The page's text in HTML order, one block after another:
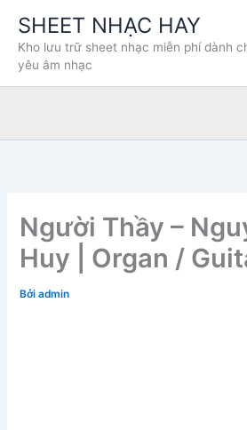
dung
SHEET NHẠC HAY
Kho lưu trữ sheet nhạc miễn phí dành
yêu âm nhạc
Người Thầy –
Huy | Organ /
Bởiadmin